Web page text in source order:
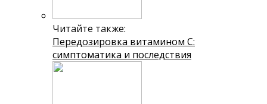
Читайте также:
Передозировка витамином С:
симптоматика и последствия